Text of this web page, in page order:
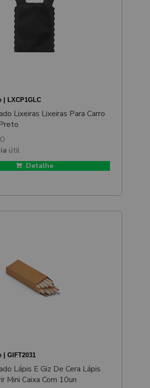
| LXCP1GLC
Lixeiras Lixeiras Para Carro
útil
Detalhe
| GIFT2031
Lápis E Giz De Cera Lápis
Mini Caixa Com 10un